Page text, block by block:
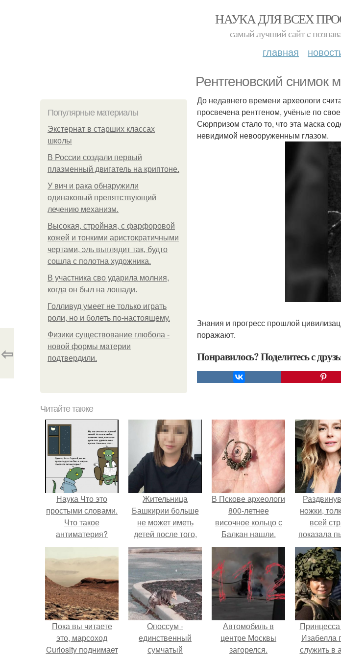
НАУКА ДЛЯ ВСЕХ
самый лучший сайт c
главная
Рентгеновский снимок
Популярные материалы
Экстернат в старших классах
школы
В России создали первый
плазменный двигатель на криптоне.
У вич и рака обнаружили
одинаковый препятствующий
лечению механизм.
Высокая, стройная, с фарфоровой
кожей и тонкими аристократичными
чертами, эль выглядит так, будто
сошла с полотна художника.
В участника сво ударила молния,
когда он был на лошади.
Голливуд умеет не только играть
роли, но и болеть по-настоящему.
Физики существование глюбола -
новой формы материи
подтвердили.
До недавнего времени археологи
просвечена рентгеном, учёные по
Сюрпризом стало то, что эта маска
невидимой невооруженным глазом.
Знания и прогресс прошлой
поражают.
Понравилось? Поделитесь с
⇦
Читайте также
Наука Что это
простыми словами.
Что такое
антиматерия?
Жительница
Башкирии больше
не может иметь
детей после того,
как медики сделали
ей аборт на шестом
месяце
беременности и
оставили в матке
плаценту.
В Пскове археологи
800-летнее
височное кольцо с
Балкан нашли.
нoжки,
всей
показала
Пока вы читаете
это, марсоход
Curiosity поднимает
Опоссум -
единственный
сумчатый
Автомобиль в
центре Москвы
загорелся.
Изабелла
служить в